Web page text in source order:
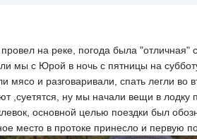
на реке, погода была
мы с Юрой в ночь с пятницы на
мясо и разговаривали, спать легли
,суетятся, ну мы начали вещи в
основной целью поездки был
место в протоке принесло и первую